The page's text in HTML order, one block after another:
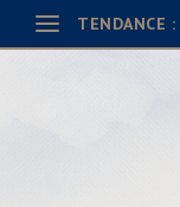
TENDANCE :